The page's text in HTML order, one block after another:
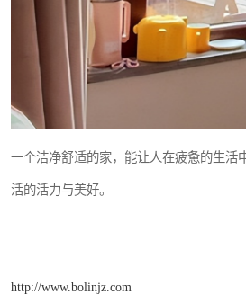
一个洁净舒适的家，能让人在疲惫的生活
活的活力与美好。
http://www.bolinjz.com